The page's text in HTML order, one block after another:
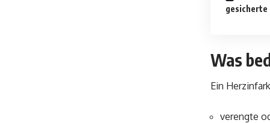
gesicherte
Was
Ein
verengte